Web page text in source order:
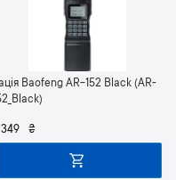
Baofeng AR-152 Black (AR-
₴